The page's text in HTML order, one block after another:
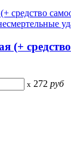
(+ средство
x 272 руб